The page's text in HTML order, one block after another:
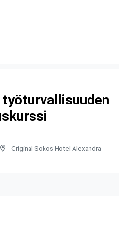
työturvallisuuden
Original Sokos Hotel Alexandra